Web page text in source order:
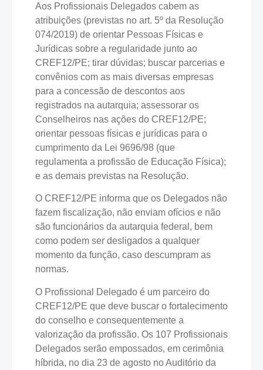
Aos Profissionais Delegados cabem as
atribuições (previstas no art. 5º da Resolução
074/2019) de orientar Pessoas Físicas e
Jurídicas sobre a regularidade junto ao
CREF12/PE; tirar dúvidas; buscar parcerias e
convênios com as mais diversas empresas
para a concessão de descontos aos
registrados na autarquia; assessorar os
Conselheiros nas ações do CREF12/PE;
orientar pessoas físicas e jurídicas para o
cumprimento da Lei 9696/98 (que
regulamenta a profissão de Educação Física);
e as demais previstas na Resolução.
O CREF12/PE informa que os Delegados não
fazem fiscalização, não enviam ofícios e não
são funcionários da autarquia federal, bem
como podem ser desligados a qualquer
momento da função, caso descumpram as
normas.
O Profissional Delegado é um parceiro do
CREF12/PE que deve buscar o fortalecimento
do conselho e consequentemente a
valorização da profissão. Os 107 Profissionais
Delegados serão empossados, em cerimônia
híbrida, no dia 23 de agosto no Auditório da